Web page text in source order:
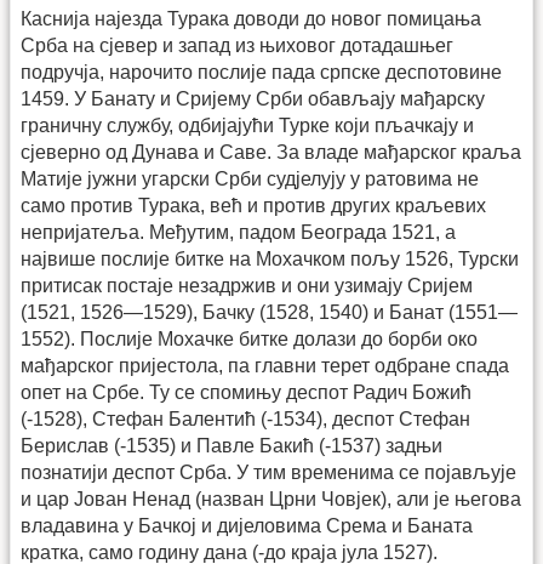
Каснија најезда Турака доводи до новог помицања
Срба на сјевер и запад из њиховог дотадашњег
подручја, нарочито послије пада српске деспотовине
1459. У Банату и Сријему Срби обављају мађарску
граничну службу, одбијајући Турке који пљачкају и
сјеверно од Дунава и Саве. За владе мађарског краља
Матије јужни угарски Срби судјелују у ратовима не
само против Турака, већ и против других краљевих
непријатеља. Међутим, падом Београда 1521, а
највише послије битке на Мохачком пољу 1526, Турски
притисак постаје незадржив и они узимају Сријем
(1521, 1526—1529), Бачку (1528, 1540) и Банат (1551—
1552). Послије Мохачке битке долази до борби око
мађарског пријестола, па главни терет одбране спада
опет на Србе. Ту се спомињу деспот Радич Божић
(-1528), Стефан Балентић (-1534), деспот Стефан
Берислав (-1535) и Павле Бакић (-1537) задњи
познатији деспот Срба. У тим временима се појављује
и цар Јован Ненад (назван Црни Човјек), али је његова
владавина у Бачкој и дијеловима Срема и Баната
кратка, само годину дана (-до краја јула 1527).